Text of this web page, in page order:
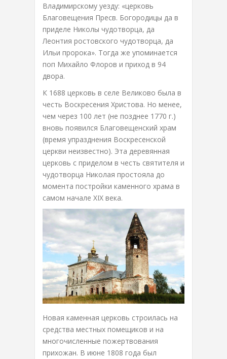
Владимирскому уезду: «церковь
Благовещения Пресв. Богородицы да в
приделе Николы чудотворца, да
Леонтия ростовского чудотворца, да
Ильи пророка». Тогда же упоминается
поп Михайло Флоров и приход в 94
двора.
К 1688 церковь в селе Великово была в
честь Воскресения Христова. Но менее,
чем через 100 лет (не позднее 1770 г.)
вновь появился Благовещенский храм
(время упразднения Воскресенской
церкви неизвестно). Эта деревянная
церковь с приделом в честь святителя и
чудотворца Николая простояла до
момента постройки каменного храма в
самом начале XIX века.
Новая каменная церковь строилась на
средства местных помещиков и на
многочисленные пожертвования
прихожан. В июне 1808 года был